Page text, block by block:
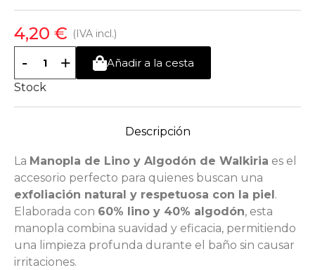
4,20 € (IVA incl.)
- +
Añadir a la cesta
Stock
Descripción
La Manopla de Lino y Algodón de Walkiria es el
accesorio perfecto para quienes buscan una
exfoliación natural y respetuosa con la piel .
Elaborada con 60% lino y 40% algodón, esta
manopla combina suavidad y eficacia, permitiendo
una limpieza profunda durante el baño sin causar
irritaciones.